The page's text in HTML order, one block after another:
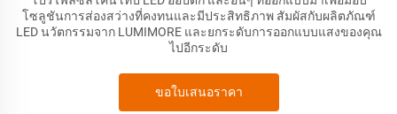
โซลูชันการส่องสว่างที่คงทนและมีประสิทธิภาพ สัมผัสกับผลิตภัณฑ์
LED นวัตกรรมจาก LUMIMORE และยกระดับการออกแบบแสงของคุณ
ไปอีกระดับ
ขอใบเสนอราคา